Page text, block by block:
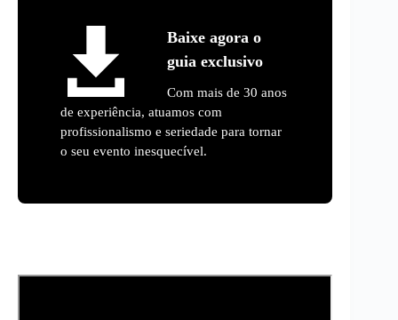
Baixe agora o
guia exclusivo
Com mais de 30 anos
de experiência, atuamos com
profissionalismo e seriedade para tornar
o seu evento inesquecível.